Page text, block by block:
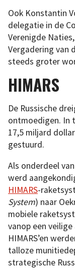
Ook Konstantin
delegatie in de
Verenigde
Vergadering van
steeds groter
HIMARS
De Russische
ontmoedigen. In
17,5 miljard
gestuurd.
Als onderdeel
werd
HIMARS-
System) naar
mobiele
vanop een
HIMARS’en
talloze
strategische